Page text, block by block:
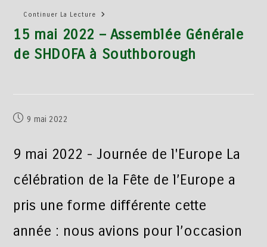
Continuer La Lecture
15 mai 2022 – Assemblée Générale
de SHDOFA à Southborough
9 mai 2022
9 mai 2022 - Journée de l'Europe La
célébration de la Fête de l’Europe a
pris une forme différente cette
année : nous avions pour l’occasion